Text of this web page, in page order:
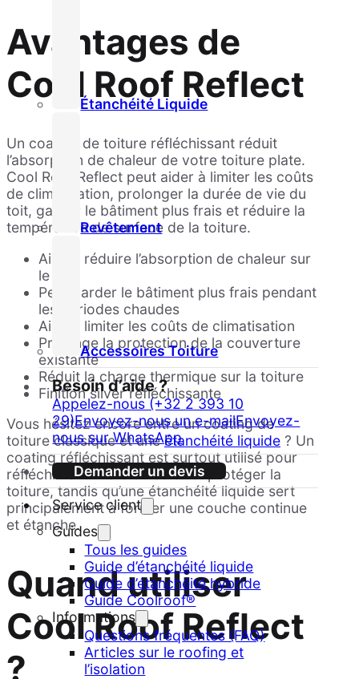
Étanchéité Liquide
Revêtement
Accessoires Toiture
Besoin d’aide ?
Appelez-nous (+32 2 393 10
29)Envoyez-nous un e-mailEnvoyez-
nous sur WhatsApp
Demander un devis
Service client
Guides
Tous les guides
Guide d’étanchéité liquide
Guide d’étanchéité hybride
Guide Coolroof®
Informations
Questions fréquentes (FAQ)
Articles sur le roofing et
l’isolation
Avantages de
Cool Roof Reflect
Un coating de toiture réfléchissant réduit
l’absorption de chaleur de votre toiture plate.
Cool Roof Reflect peut aider à limiter les coûts
de climatisation, prolonger la durée de vie du
toit, garder le bâtiment plus frais et réduire la
température de surface de la toiture.
Aide à réduire l’absorption de chaleur sur
le toit
Peut garder le bâtiment plus frais pendant
les périodes chaudes
Aide à limiter les coûts de climatisation
Prolonge la protection de la couverture
existante
Réduit la charge thermique sur la toiture
Finition silver réfléchissante
Vous hésitez encore entre un coating de
toiture classique et uneétanchéité liquide ? Un
coating réfléchissant est surtout utilisé pour
réfléchir la lumière du soleil et protéger la
toiture, tandis qu’une étanchéité liquide sert
principalement à former une couche continue
et étanche.
Quand utiliser
Cool Roof Reflect
?